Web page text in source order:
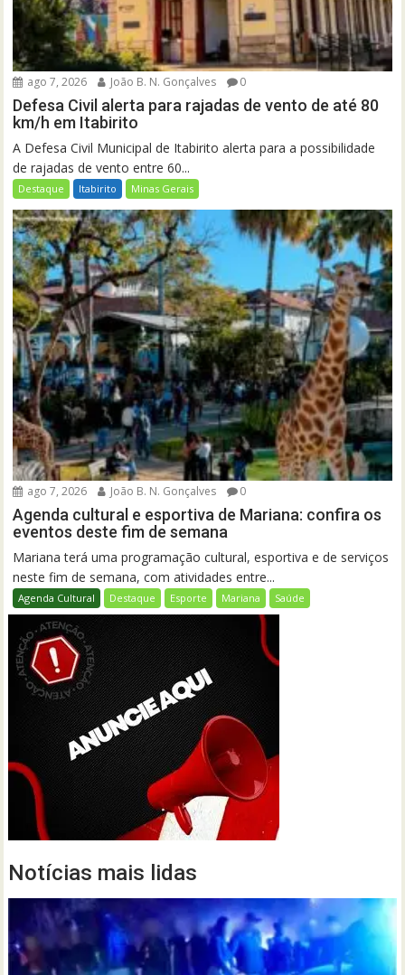
ago 7, 2026 João B. N. Gonçalves 0
Defesa Civil alerta para rajadas de vento de até 80
km/h em Itabirito
A Defesa Civil Municipal de Itabirito alerta para a possibilidade
de rajadas de vento entre 60...
Destaque Itabirito Minas Gerais
ago 7, 2026 João B. N. Gonçalves 0
Agenda cultural e esportiva de Mariana: confira os
eventos deste fim de semana
Mariana terá uma programação cultural, esportiva e de serviços
neste fim de semana, com atividades entre...
Agenda Cultural Destaque Esporte Mariana Saúde
Notícias mais lidas